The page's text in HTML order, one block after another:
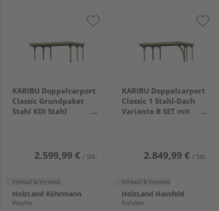
KARIBU Doppelcarport
Classic Grundpaket
Stahl KDI Stahl
2.599,99 € / Stk.
Verkauf & Versand
HolzLand Köhrmann
Weyhe
KARIBU Doppelcarport
Classic 1 Stahl-Dach
Variante B SET mit
2.849,99 € / Stk.
Verkauf & Versand
HolzLand Hassfeld
Rahden